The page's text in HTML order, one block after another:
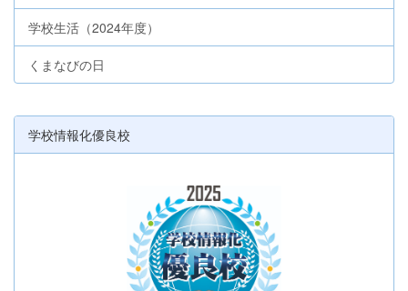
学校生活（2024年度）
くまなびの日
学校情報化優良校